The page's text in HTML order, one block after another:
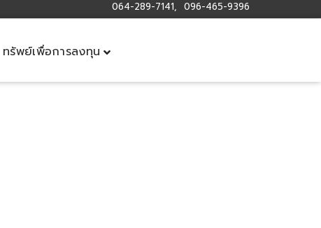
064-289-7141, 096-465-9396
ทรัพย์เพื่อการลงทุน